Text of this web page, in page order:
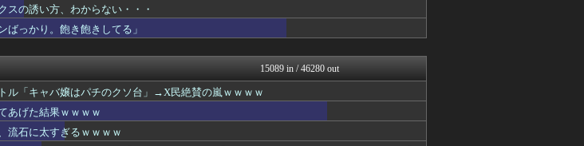
数以上がSNSを使いこなしていたｗ...
ルターが外れて私がただのデブスおば...
おうち速報
増えている！」 ← 自民党が自ら受け...
政経ワロスまとめニュース♪
なかったせいで私立高一般入試週の...
子育てちゃんねる
けたんだけどどうですか？
ガジェット2ch
ｗ
ぐら速 -声優まとめ速報-
ップしてしまいコメ欄閉鎖ｗｗｗｗｗ...
万円を受け取り、競艇で3億円...
ゴールデンタイムズ
で圧巻の活躍を受けて米メディアが称...
スの誘い方、わからない・・・
ばっかり。飽き飽きしてる」
15089 in / 46280 out
ル「キャバ嬢はパチのクソ台」→X民絶賛の嵐ｗｗｗｗ
あげた結果ｗｗｗｗ
流石に太すぎるｗｗｗｗ